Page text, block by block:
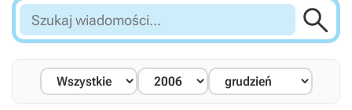
Szukaj
wiadomości...
